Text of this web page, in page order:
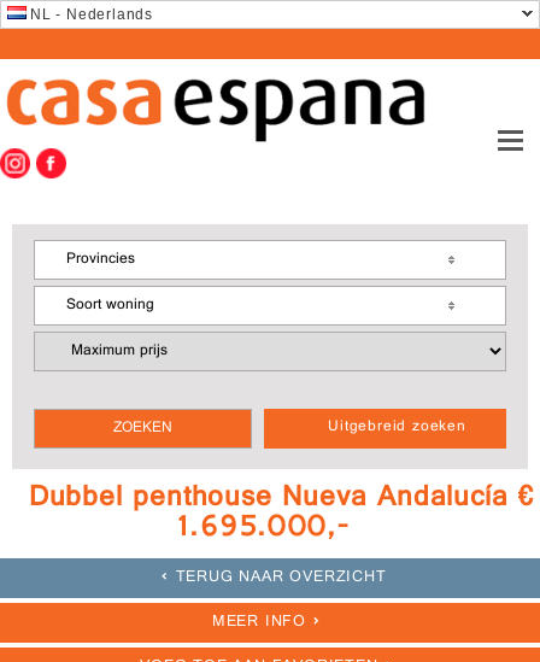
NL - Nederlands
Uitgebreid zoeken
Provincies
Soort woning
Dubbel penthouse Nueva Andalucía €
1.695.000,-
TERUG NAAR OVERZICHT
MEER INFO